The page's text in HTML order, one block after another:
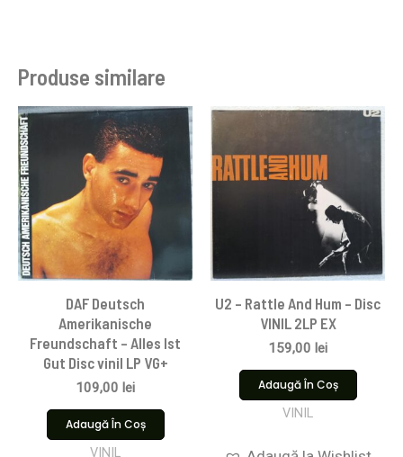
Produse similare
DAF Deutsch
Amerikanische
Freundschaft – Alles Ist
Gut Disc vinil LP VG+
109,00 lei
Adaugă În Coș
VINIL
U2 – Rattle And Hum – Disc
VINIL 2LP EX
159,00 lei
Adaugă În Coș
VINIL